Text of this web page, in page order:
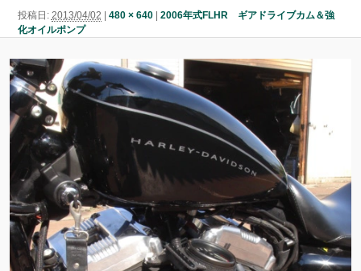
ン
ツ
へ
移
動
ツ
へ
移
動
ョ
ン
投稿日: 2013/04/02 480 × 640| 2006年式FLHR ギアドライブカム＆強
化オイルポンプ